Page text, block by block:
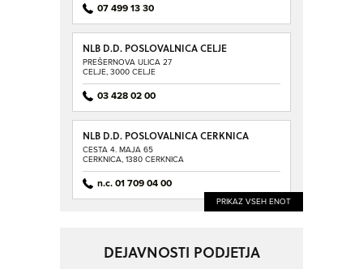
07 499 13 30
NLB D.D. POSLOVALNICA CELJE
PREŠERNOVA ULICA 27
CELJE, 3000 CELJE
03 428 02 00
NLB D.D. POSLOVALNICA CERKNICA
CESTA 4. MAJA 65
CERKNICA, 1380 CERKNICA
n.c. 01 709 04 00
PRIKAZ VSEH ENOT
DEJAVNOSTI PODJETJA